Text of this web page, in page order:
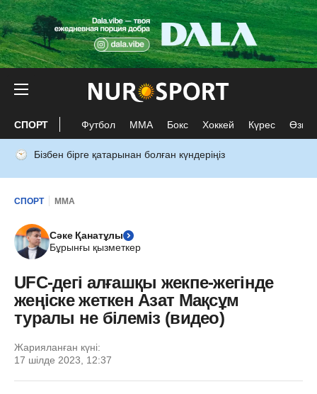
СПОРТ Футбол ММА Бокс Хоккей Күрес Өзге
Бізбен бірге қатарынан болған күндеріңіз
СПОРТ ММА
Сәке Қанатұлы
Бұрынғы қызметкер
UFC-дегі алғашқы жекпе-жегінде
жеңіске жеткен Азат Мақсұм
туралы не білеміз (видео)
Жарияланған күні:
17 шілде 2023, 12:37